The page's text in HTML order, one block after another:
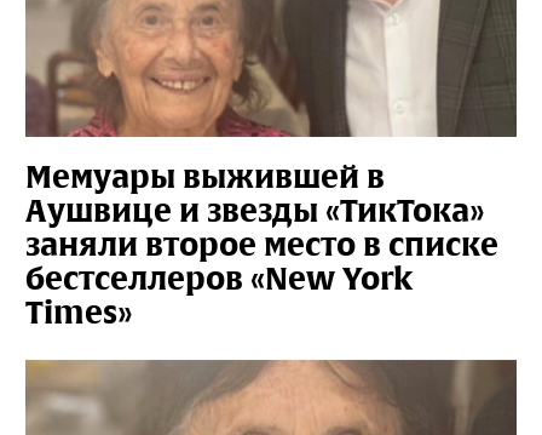
Мемуары выжившей в
Аушвице и звезды «ТикТока»
заняли второе место в списке
бестселлеров «New York
Times»